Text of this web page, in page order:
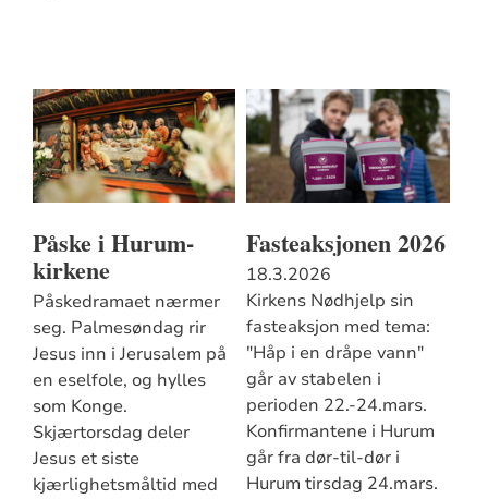
Påske i Hurum-
kirkene
Påskedramaet nærmer
seg. Palmesøndag rir
Jesus inn i Jerusalem på
en eselfole, og hylles
som Konge.
Skjærtorsdag deler
Jesus et siste
kjærlighetsmåltid med
Fasteaksjonen 2026
18.3.2026
Kirkens Nødhjelp sin
fasteaksjon med tema:
"Håp i en dråpe vann"
går av stabelen i
perioden 22.-24.mars.
Konfirmantene i Hurum
går fra dør-til-dør i
Hurum tirsdag 24.mars.